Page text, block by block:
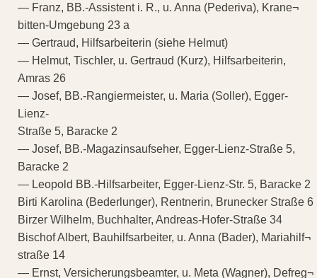
— Franz, BB.-Assistent i. R., u. Anna (Pederiva), Krane¬
bitten-Umgebung 23 a
— Gertraud, Hilfsarbeiterin (siehe Helmut)
— Helmut, Tischler, u. Gertraud (Kurz), Hilfsarbeiterin,
Amras 26
— Josef, BB.-Rangiermeister, u. Maria (Soller), Egger-
Lienz-
Straße 5, Baracke 2
— Josef, BB.-Magazinsaufseher, Egger-Lienz-Straße 5,
Baracke 2
— Leopold BB.-Hilfsarbeiter, Egger-Lienz-Str. 5, Baracke 2
Birti Karolina (Bederlunger), Rentnerin, Brunecker Straße 6
Birzer Wilhelm, Buchhalter, Andreas-Hofer-Straße 34
Bischof Albert, Bauhilfsarbeiter, u. Anna (Bader), Mariahilf¬
straße 14
— Ernst, Versicherungsbeamter, u. Meta (Wagner), Defreg¬